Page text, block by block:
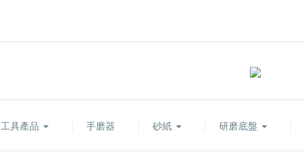
工具產品 手磨器 砂紙 研磨底盤